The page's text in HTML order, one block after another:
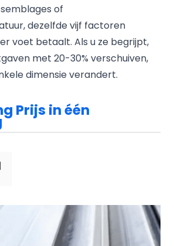
of
dezelfde vijf factoren
voet betaalt. Als u ze begrijpt,
met 20-30% verschuiven,
dimensie verandert.
Prijs in één